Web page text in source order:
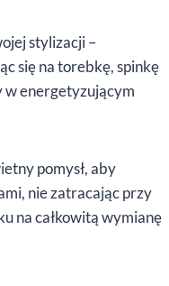
stylizacji –
się na torebkę, spinkę
w energetyzującym
pomysł, aby
nie zatracając przy
na całkowitą wymianę